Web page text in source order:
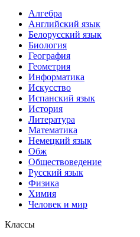
Алгебра
Английский язык
Белорусский язык
Биология
География
Геометрия
Информатика
Искусство
Испанский язык
История
Литература
Математика
Немецкий язык
Обж
Обществоведение
Русский язык
Физика
Химия
Человек и мир
Классы